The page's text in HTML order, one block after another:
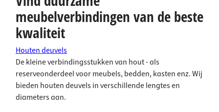
meubelverbindingen van de beste
kwaliteit
Houten deuvels
De kleine verbindingsstukken van hout - als
reserveonderdeel voor meubels, bedden, kasten enz. Wij
bieden houten deuvels in verschillende lengtes en
diameters aan.